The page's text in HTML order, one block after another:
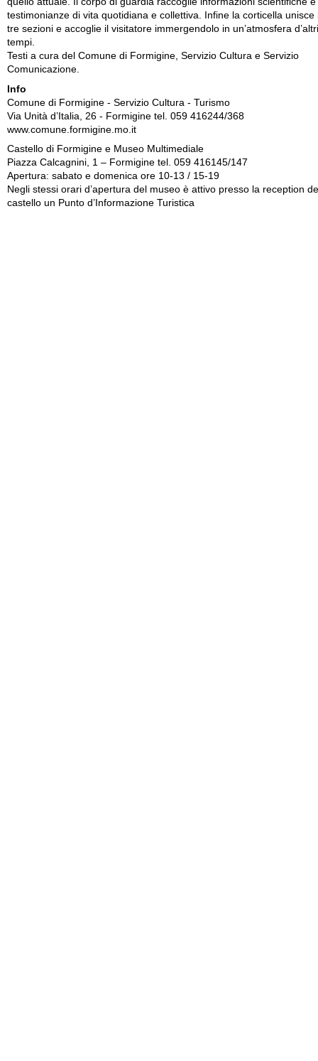
testimonianze di vita quotidiana e collettiva. Infine la corticella unisce
tre sezioni e accoglie il visitatore immergendolo in un’atmosfera d’altri
tempi.
Testi a cura del Comune di Formigine, Servizio Cultura e Servizio
Comunicazione.
Info
Comune di Formigine - Servizio Cultura - Turismo
Via Unità d’Italia, 26 - Formigine tel. 059 416244/368
www.comune.formigine.mo.it
Castello di Formigine e Museo Multimediale
Piazza Calcagnini, 1 – Formigine tel. 059 416145/147
Apertura: sabato e domenica ore 10-13 / 15-19
Negli stessi orari d’apertura del museo è attivo presso la reception
castello un Punto d’Informazione Turistica